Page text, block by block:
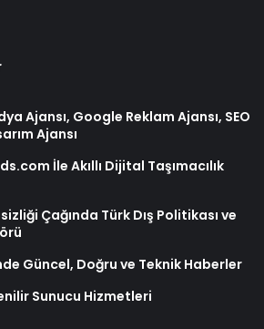
Ajansı, Google Reklam Ajansı, SEO
Ajansı
İle Akıllı Dijital Taşımacılık
Çağında Türk Dış Politikası ve
Güncel, Doğru ve Teknik Haberler
Sunucu Hizmetleri